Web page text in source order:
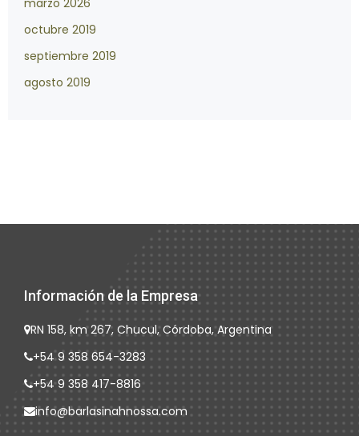
marzo 2026
octubre 2019
septiembre 2019
agosto 2019
Información de la Empresa
RN 158, km 267, Chucul, Córdoba, Argentina
+54 9 358 654-3283
+54 9 358 417-8816
info@barlasinahnossa.com